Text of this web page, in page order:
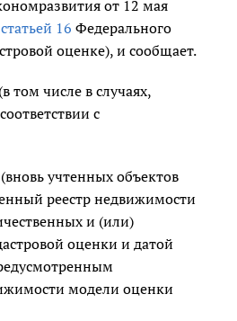
от 12 мая
статьей 16 Федерального
оценке), и сообщает.
том числе в случаях,
с
учтенных объектов
реестр недвижимости
и (или)
оценки и датой
модели оценки